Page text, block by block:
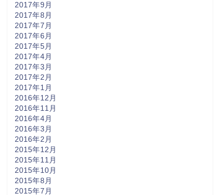
2017年9月
2017年8月
2017年7月
2017年6月
2017年5月
2017年4月
2017年3月
2017年2月
2017年1月
2016年12月
2016年11月
2016年4月
2016年3月
2016年2月
2015年12月
2015年11月
2015年10月
2015年8月
2015年7月